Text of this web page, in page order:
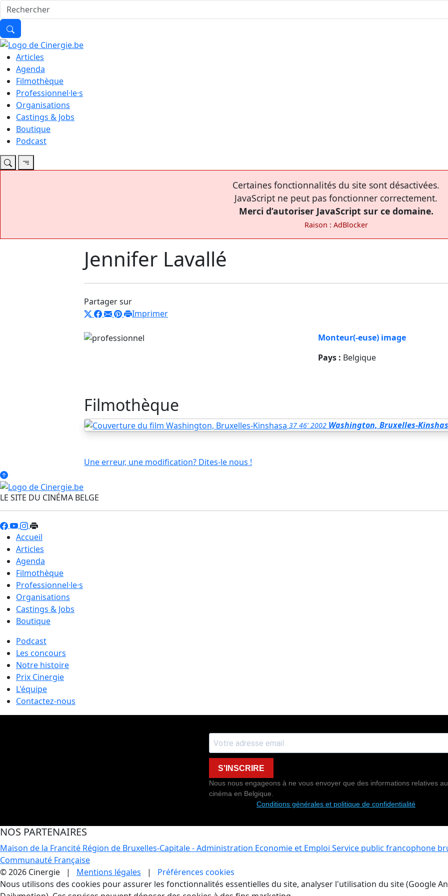
Articles
Agenda
Filmothèque
Professionnel·le·s
Organisations
Castings & Jobs
Boutique
Podcast
Certaines fonctionnalités du site sont désactivées.
JavaScript ne peut pas fonctionner correctement.
Merci d’autoriser JavaScript sur ce domaine.
Raison : AdBlocker
Jennifer Lavallé
Partager sur
Imprimer
Monteur(-euse) image
Pays : Belgique
Filmothèque
37 46' 2002 Washington, Bruxelles-
Une erreur, une modification? Dites-le nous !
LE SITE DU CINÉMA BELGE
Accueil
Articles
Agenda
Filmothèque
Professionnel·le·s
Organisations
Castings & Jobs
Boutique
Podcast
Les concours
Notre histoire
Prix Cinergie
L'équipe
Contactez-nous
S'INSCRIRE
Nous nous engageons à ne vous envoyer que des informations relatives au
cinéma en Belgique.
Conditions générales et politique de confidentialité
NOS PARTENAIRES
Maison de la Francité Région de Bruxelles-Capitale - Administration Economie et Emploi Service public francophone
Communauté Française
© 2026 Cinergie | Mentions légales | Préférences cookies
Gestion des Cookies
Nous utilisons des cookies pour assurer les fonctionnalités essentielles du site, analyser l'utilisation du site (Google